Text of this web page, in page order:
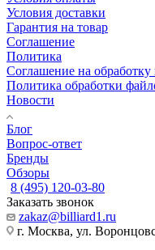
Условия доставки
Гарантия на товар
Соглашение
Политика
Соглашение на
Политика обработки
Новости
Блог
Вопрос-ответ
Бренды
Обзоры
8 (495) 120-03-80
Заказать звонок
zakaz@billiard1.ru
г. Москва, ул.